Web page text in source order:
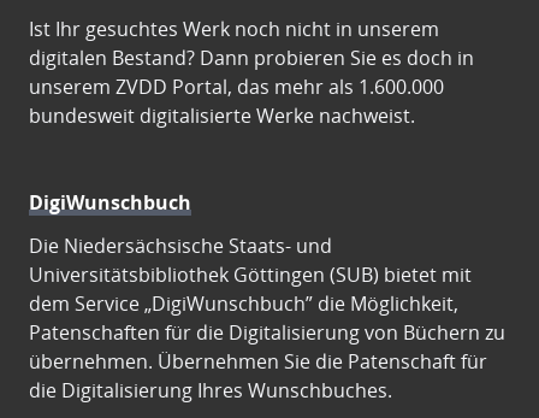
Ist Ihr gesuchtes Werk noch nicht in unserem
digitalen Bestand? Dann probieren Sie es doch in
unserem ZVDD Portal, das mehr als 1.600.000
bundesweit digitalisierte Werke nachweist.
DigiWunschbuch
Die Niedersächsische Staats- und
Universitätsbibliothek Göttingen (SUB) bietet mit
dem Service „DigiWunschbuch” die Möglichkeit,
Patenschaften für die Digitalisierung von Büchern zu
übernehmen. Übernehmen Sie die Patenschaft für
die Digitalisierung Ihres Wunschbuches.